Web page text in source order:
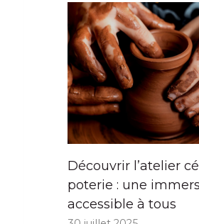
Découvrir l’atelier
poterie : une
accessible à tous